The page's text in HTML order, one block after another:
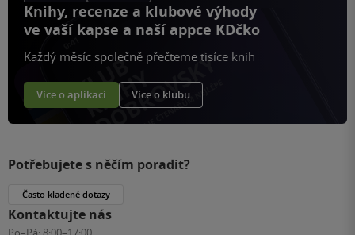
Knihy, recenze a klubové výhody
ve vaší kapse a naší appce KDčko
Každý měsíc společně přečteme tisíce knih
Více o aplikaci Více o klubu
Potřebujete s něčím poradit?
Často kladené dotazy
Kontaktujte nás